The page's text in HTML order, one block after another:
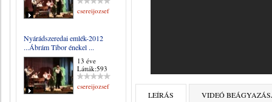
csereijozsef
Nyárádszeredai emlék-2012
...Ábrám Tibor énekel ...
13 éve
Látták:593
csereijozsef
LEÍRÁS VIDEÓ